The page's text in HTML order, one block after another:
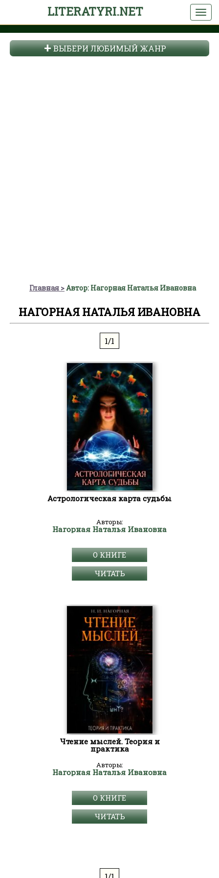
LITERATYRI.NET
ВЫБЕРИ ЛЮБИМЫЙ ЖАНР
Главная Автор: Нагорная Наталья Ивановна
НАГОРНАЯ НАТАЛЬЯ ИВАНОВНА
1/1
Астрологическая карта судьбы
Авторы:
Нагорная Наталья Ивановна
О КНИГЕ
ЧИТАТЬ
Чтение мыслей. Теория и
практика
Авторы:
Нагорная Наталья Ивановна
О КНИГЕ
ЧИТАТЬ